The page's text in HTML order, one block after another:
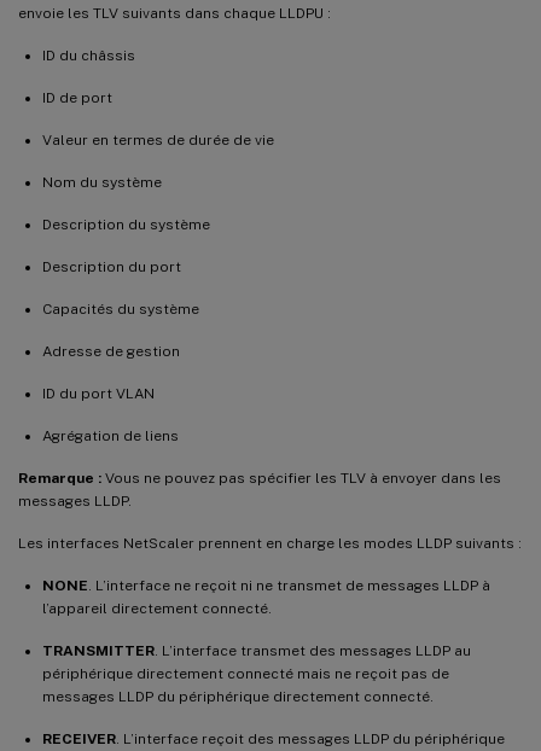
envoie les TLV suivants dans chaque LLDPU :
ID du châssis
ID de port
Valeur en termes de durée de vie
Nom du système
Description du système
Description du port
Capacités du système
Adresse de gestion
ID du port VLAN
Agrégation de liens
Remarque : Vous ne pouvez pas spécifier les TLV à envoyer dans les
messages LLDP.
Les interfaces NetScaler prennent en charge les modes LLDP suivants :
NONE . L’interface ne reçoit ni ne transmet de messages LLDP à
l’appareil directement connecté.
TRANSMITTER . L’interface transmet des messages LLDP au
périphérique directement connecté mais ne reçoit pas de
messages LLDP du périphérique directement connecté.
RECEIVER . L’interface reçoit des messages LLDP du périphérique